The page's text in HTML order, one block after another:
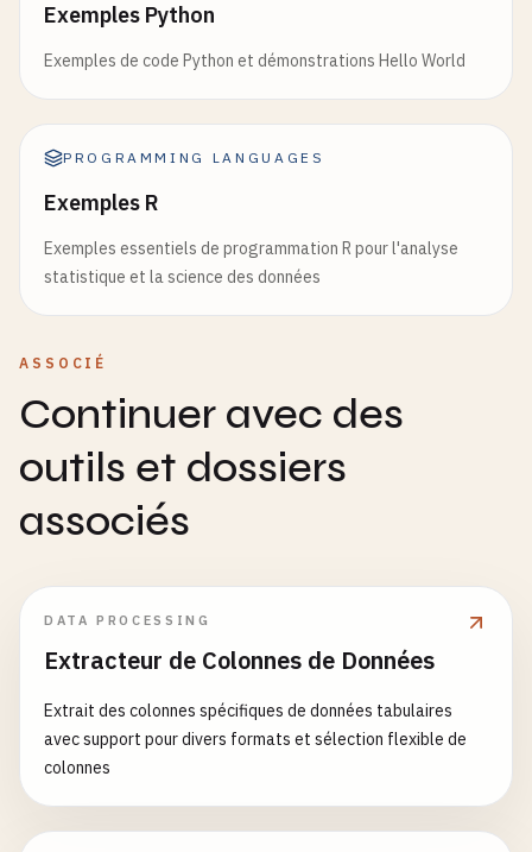
Exemples Python
Exemples de code Python et démonstrations Hello World
PROGRAMMING LANGUAGES
Exemples R
Exemples essentiels de programmation R pour l'analyse
statistique et la science des données
ASSOCIÉ
Continuer avec des
outils et dossiers
associés
DATA PROCESSING
Extracteur de Colonnes de Données
Extrait des colonnes spécifiques de données tabulaires
avec support pour divers formats et sélection flexible de
colonnes